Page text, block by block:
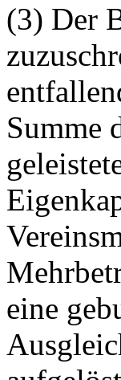
(3) Der
Summe
eine